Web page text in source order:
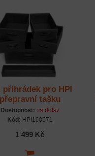
přihrádek pro HPI
přepravní tašku
Dostupnost: na dotaz
Kód: HPI160571
1 499 Kč